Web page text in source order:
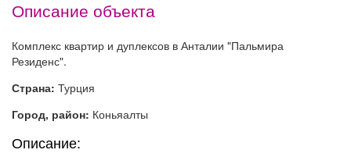
Описание объекта
Комплекс квартир и дуплексов в Анталии "Пальмира
Резиденс".
Страна: Турция
Город, район: Коньяалты
Описание: